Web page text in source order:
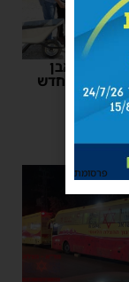
הניחה אבן
הבידוק החדש
אשדוד
פרסומת